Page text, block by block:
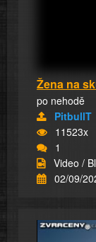
Žena na
po nehodě
PitbullT
11523x
1
Video /
02/09/